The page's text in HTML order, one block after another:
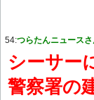
54:つらたんニュース
シーサー
警察署の